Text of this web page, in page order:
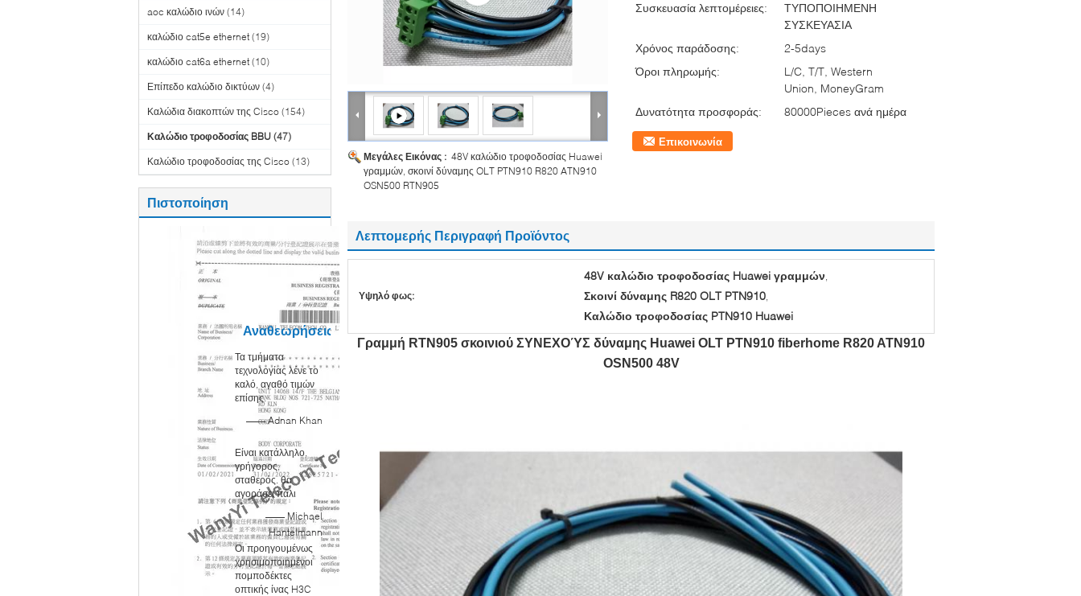
aoc καλώδιο ινών (14)
καλώδιο cat5e ethernet (19)
καλώδιο cat6a ethernet (10)
Επίπεδο καλώδιο δικτύων (4)
Καλώδια διακοπτών της Cisco (154)
Καλώδιο τροφοδοσίας BBU (47)
Καλώδιο τροφοδοσίας της Cisco (13)
Πιστοποίηση
Αναθεωρήσεις
πελατών
Τα τμήματα
τεχνολογίας λένε το
καλό, αγαθό τιμών
επίσης.
—— Adnan Khan
Είναι κατάλληλο,
γρήγορος,
σταθερός. θα
αγοράσει πάλι
—— Michael
Hantelmann
Οι προηγουμένως
χρησιμοποιημένοι
πομποδέκτες
οπτικής ίνας H3C
Μεγάλες Εικόνας : 48V καλώδιο τροφοδοσίας Huawei
γραμμών, σκοινί δύναμης OLT PTN910 R820 ATN910
OSN500 RTN905
Συσκευασία λεπτομέρειες:
ΤΥΠΟΠΟΙΗΜΕΝΗ
ΣΥΣΚΕΥΑΣΙΑ
Χρόνος παράδοσης:
2-5days
Όροι πληρωμής:
L/C, T/T, Western
Union, MoneyGram
Δυνατότητα προσφοράς:
80000Pieces ανά ημέρα
Επικοινωνία
Λεπτομερής Περιγραφή Προϊόντος
Υψηλό φως:
48V καλώδιο τροφοδοσίας Huawei γραμμών,
Σκοινί δύναμης R820 OLT PTN910,
Καλώδιο τροφοδοσίας PTN910 Huawei
Γραμμή RTN905 σκοινιού ΣΥΝΕΧΟΎΣ δύναμης Huawei OLT PTN910 fiberhome R820 ATN910
OSN500 48V